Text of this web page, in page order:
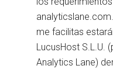
me facilitas
LucusHost S.L.U.
Analytics Lane)